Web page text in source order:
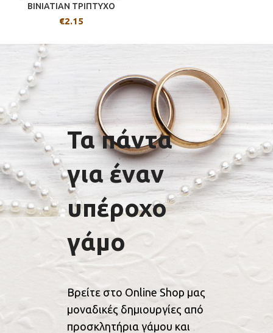
BINIATIAN ΤΡΙΠΤΥΧΟ
€2.15
Τα πάντα
για έναν
υπέροχο
γάμο
Βρείτε στο Online Shop μας
μοναδικές δημιουργίες από
προσκλητήρια γάμου και